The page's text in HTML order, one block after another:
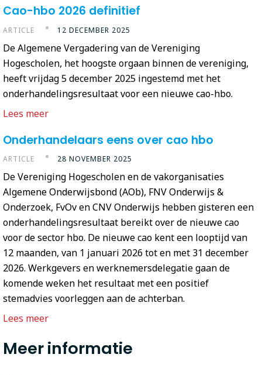
Cao-hbo 2026 definitief
ARTICLE 12 DECEMBER 2025
De Algemene Vergadering van de Vereniging
Hogescholen, het hoogste orgaan binnen de vereniging,
heeft vrijdag 5 december 2025 ingestemd met het
onderhandelingsresultaat voor een nieuwe cao-hbo.
Lees meer
Onderhandelaars eens over cao hbo
ARTICLE 28 NOVEMBER 2025
De Vereniging Hogescholen en de vakorganisaties
Algemene Onderwijsbond (AOb), FNV Onderwijs &
Onderzoek, FvOv en CNV Onderwijs hebben gisteren een
onderhandelingsresultaat bereikt over de nieuwe cao
voor de sector hbo. De nieuwe cao kent een looptijd van
12 maanden, van 1 januari 2026 tot en met 31 december
2026. Werkgevers en werknemersdelegatie gaan de
komende weken het resultaat met een positief
stemadvies voorleggen aan de achterban.
Lees meer
Meer informatie